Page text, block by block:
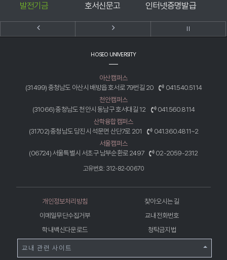
호서신문고 인터넷증명발급 예결산공고
HOSEO UNIVERSITY
아산캠퍼스
(31499) 충청남도 아산시 배방읍 호서로 79번길 20
041.540.5114
천안캠퍼스
(31066) 충청남도 천안시 동남구 호서대길 12
041.560.8114
산학융합캠퍼스
(31702) 충청남도 당진시 석문면 산단7로 201
041.360.4811~2
서울캠퍼스
(06724) 서울특별시 서초구 남부순환로 2497
02-2059-2312
고유번호: 312-82-00670
개인정보처리방침
찾아오시는 길
이메일무단수집거부
교내전화번호
학내백신다운로드
청탁금지법
교내 관련 사이트